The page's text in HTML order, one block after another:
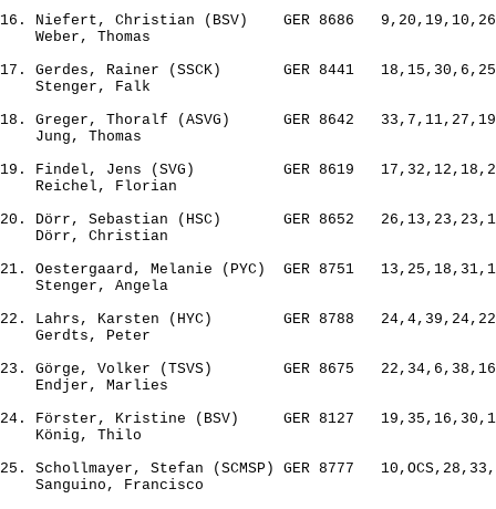
16. Niefert, Christian (BSV)    GER 8686
    Weber, Thomas
17. Gerdes, Rainer (SSCK)       GER 8441
    Stenger, Falk
18. Greger, Thoralf (ASVG)      GER 8642
    Jung, Thomas
19. Findel, Jens (SVG)          GER 8619
    Reichel, Florian
20. Dörr, Sebastian (HSC)       GER 8652
    Dörr, Christian
21. Oestergaard, Melanie (PYC)  GER 8751
    Stenger, Angela
22. Lahrs, Karsten (HYC)        GER 8788
    Gerdts, Peter
23. Görge, Volker (TSVS)        GER 8675
    Endjer, Marlies
24. Förster, Kristine (BSV)     GER 8127
    König, Thilo
25. Schollmayer, Stefan (SCMSP) GER 8777
    Sanguino, Francisco